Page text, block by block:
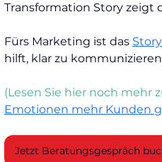
Transformation Story zeigt
Fürs Marketing ist das
hilft, klar zu
(Lesen Sie hier noch mehr
Emotionen mehr Kunden
Jetzt Beratungsgespräch